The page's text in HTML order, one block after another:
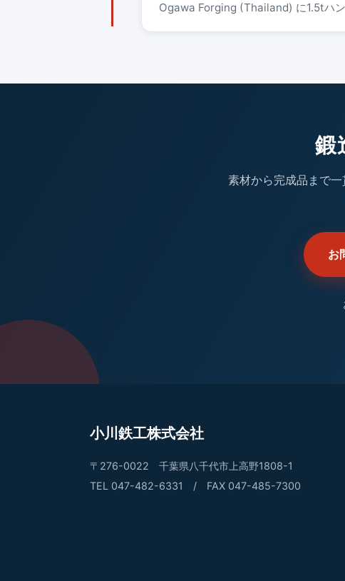
Ogawa Forging (Thailand) に1.5tハ
鍛
素材から完成品まで
お
小川鉄工株式会社
〒276-0022 千葉県八千代市上高野1808-1
TEL 047-482-6331 / FAX 047-485-7300